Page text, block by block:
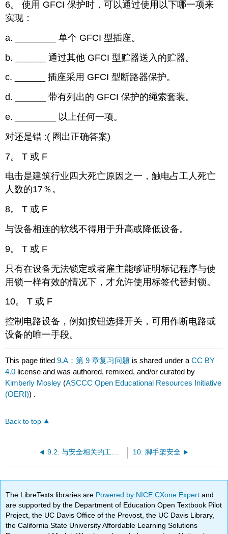
6。 使用 GFCI 保护时，可以通过使用以下哪一项来
实现：
a.
单个 GFCI 型插座。
b.
通过其他 GFCI 型贮器送入的贮器。
c.
插座采用 GFCI 型断路器保护。
d.
______ 带有列出的 GFCI 保护的绳索套装。
e.
以上任何一项。
对还是错 :( 圈出正确答案)
7。 T 或 F
电击是建筑行业四大死亡原因之一，触电占工人死亡
人数的17％。
8。 T 或 F
与设备相连的软线不得用于升高或降低设备。
9。 T 或 F
只有在设备无法锁定或者雇主能够证明标记程序与使
用锁一样有效的情况下，才允许使用标签代替封锁。
10。 T 或 F
控制电路设备，例如按钮选择开关，可用作断电路或
设备的唯一手段。
This page titled9.A：第 9 章复习问题 is shared under aCC BY
4.0 license and was authored, remixed, and/or curated by
Kimberly Mosley (ASCCC Open Educational Resources Initiative
(OERI)) .
Back to top
10: 脚手架安全
The LibreTexts libraries are Powered by NICE CXone Expertand
are supported by the Department of Education Open Textbook Pilot
Project, the UC Davis Office of the Provost, the UC Davis Library,
the California State University Affordable Learning Solutions